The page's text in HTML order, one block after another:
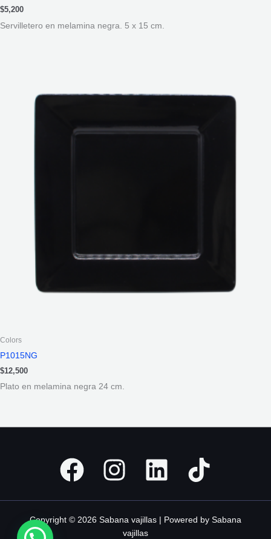
$5,200
Servilletero en melamina negra. 5 x 15 cm.
Colors
P1015NG
$12,500
Plato en melamina negra 24 cm.
Copyright © 2026 Sabana vajillas | Powered by Sabana
vajillas